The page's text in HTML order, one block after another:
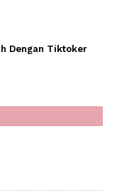
Dengan Tiktoker